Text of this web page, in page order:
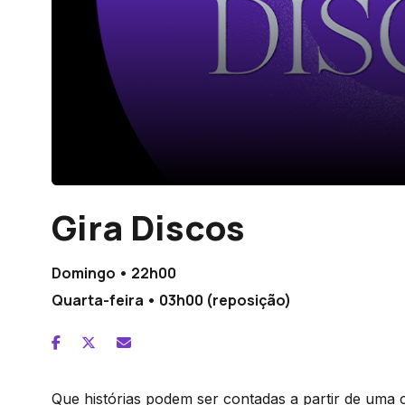
Gira Discos
Domingo • 22h00
Quarta-feira • 03h00 (reposição)
Que histórias podem ser contadas a partir de uma